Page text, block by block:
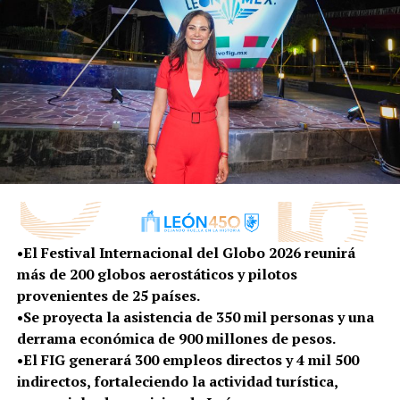
Cabe señalar que, a través de los programas de atención
como Miércoles Ciudadano y Mi Barrio Habla, también se
puede obtener información, ya que FIDOC participa de
forma cercana con los leoneses para resolver sus dudas
y atender sus peticiones.
RELATED TOPICS: DESTACADO
FIDOC
GOBIERNO MUNICIPAL
INFRAESTRUCTURA LEÓN LOCAL
BENEFICIA REORDENAMIENTO DE LA MIGUEL ALEMÁN A
USUARIOS DEL TRANSPORTE PÚBLICO CON VIAJES MÁS
SEGUROS
DON'T MISS
LEÓN SE ENGRANDECE POR LA FUERZA DE SUS
TRABAJADORES
•El Festival Internacional del Globo 2026 reunirá
más de 200 globos aerostáticos y pilotos
provenientes de 25 países.
•Se proyecta la asistencia de 350 mil personas y una
derrama económica de 900 millones de pesos.
•El FIG generará 300 empleos directos y 4 mil 500
indirectos, fortaleciendo la actividad turística,